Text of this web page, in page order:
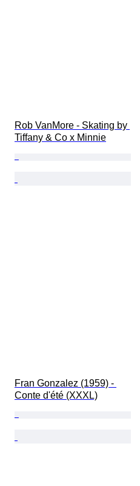
Rob VanMore - Skating by
Tiffany & Co x Minnie
Fran Gonzalez (1959) -
Conte d'été (XXXL)